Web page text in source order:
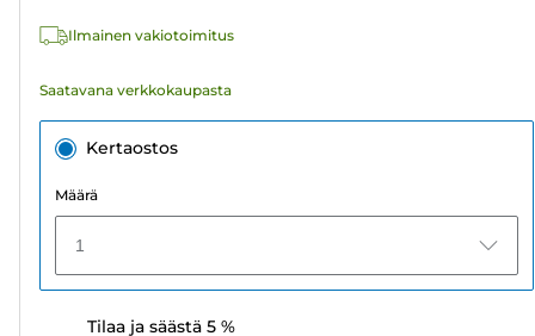
Ilmainen vakiotoimitus
Saatavana verkkokaupasta
Kertaostos
Määrä
1
Tilaa ja säästä 5 %